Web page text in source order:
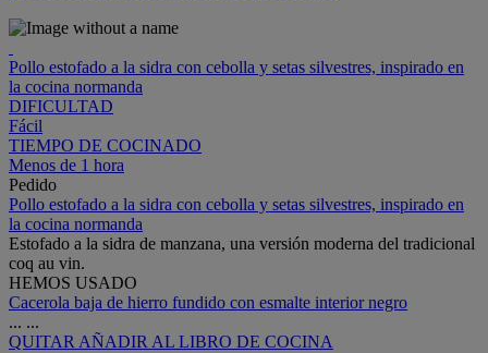
Pollo estofado a la sidra con cebolla y setas silvestres, inspirado en
la cocina normanda
DIFICULTAD
Fácil
TIEMPO DE COCINADO
Menos de 1 hora
Pedido
Pollo estofado a la sidra con cebolla y setas silvestres, inspirado en
la cocina normanda
Estofado a la sidra de manzana, una versión moderna del tradicional
coq au vin.
HEMOS USADO
Cacerola baja de hierro fundido con esmalte interior negro
... ...
QUITAR AÑADIR AL LIBRO DE COCINA